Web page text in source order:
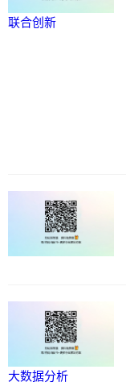
联合创新
大数据分析